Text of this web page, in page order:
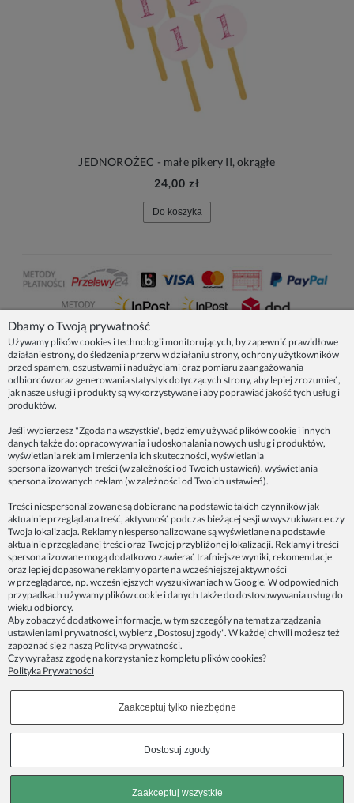
JEDNOROŻEC - małe pikery II, okrągłe
24,00 zł
Do koszyka
NASZE PRODUKTY
INFORMACJE
ZAINSPIRUJ SIĘ!
Dane firmy:
Spoko Motyw, Małgorzata Nowak-Staszak
ul. Skowronia 3D/4, 30-650 Kraków
NIP 7343314687
telefon: 512821491
e-mail:kontakt@spoko-motyw.pl
92 1140 2004 0000 3202 7758 0405
Punkt odbioru zamówień:
Pracownia Spoko Motyw
budynku), 30-415 Kraków
Dołącz do nas w mediach społecznościowych!
Copyrights © 2023 - SPOKO-MOTYW.PL
Dbamy o Twoją prywatność
Używamy plików cookies i technologii monitorujących, by zapewnić prawidłowe
działanie strony, do śledzenia przerw w działaniu strony, ochrony użytkowników
przed spamem, oszustwami i nadużyciami oraz pomiaru zaangażowania
odbiorców oraz generowania statystyk dotyczących strony, aby lepiej zrozumieć,
jak nasze usługi i produkty są wykorzystywane i aby poprawiać jakość tych usług i
produktów.
Jeśli wybierzesz "Zgoda na wszystkie", będziemy używać plików cookie i innych
danych także do: opracowywania i udoskonalania nowych usług i produktów,
wyświetlania reklam i mierzenia ich skuteczności, wyświetlania
spersonalizowanych treści (w zależności od Twoich ustawień), wyświetlania
spersonalizowanych reklam (w zależności od Twoich ustawień).
Treści niespersonalizowane są dobierane na podstawie takich czynników jak
aktualnie przeglądana treść, aktywność podczas bieżącej sesji w wyszukiwarce czy
Twoja lokalizacja. Reklamy niespersonalizowane są wyświetlane na podstawie
aktualnie przeglądanej treści oraz Twojej przybliżonej lokalizacji. Reklamy i treści
spersonalizowane mogą dodatkowo zawierać trafniejsze wyniki, rekomendacje
oraz lepiej dopasowane reklamy oparte na wcześniejszej aktywności
w przeglądarce, np. wcześniejszych wyszukiwaniach w Google. W odpowiednich
przypadkach używamy plików cookie i danych także do dostosowywania usług do
wieku odbiorcy.
Aby zobaczyć dodatkowe informacje, w tym szczegóły na temat zarządzania
ustawieniami prywatności, wybierz „Dostosuj zgody". W każdej chwili możesz też
zapoznać się z naszą Polityką prywatności.
Czy wyrażasz zgodę na korzystanie z kompletu plików cookies?
Polityka Prywatności
Zaakceptuj tylko niezbędne
Dostosuj zgody
Zaakceptuj wszystkie